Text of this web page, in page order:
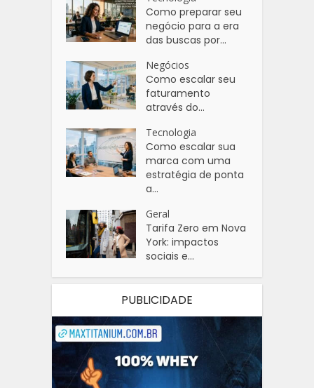
Como preparar seu
negócio para a era
das buscas por...
Negócios
Como escalar seu
faturamento
através do...
Tecnologia
Como escalar sua
marca com uma
estratégia de ponta
a...
Geral
Tarifa Zero em Nova
York: impactos
sociais e...
PUBLICIDADE